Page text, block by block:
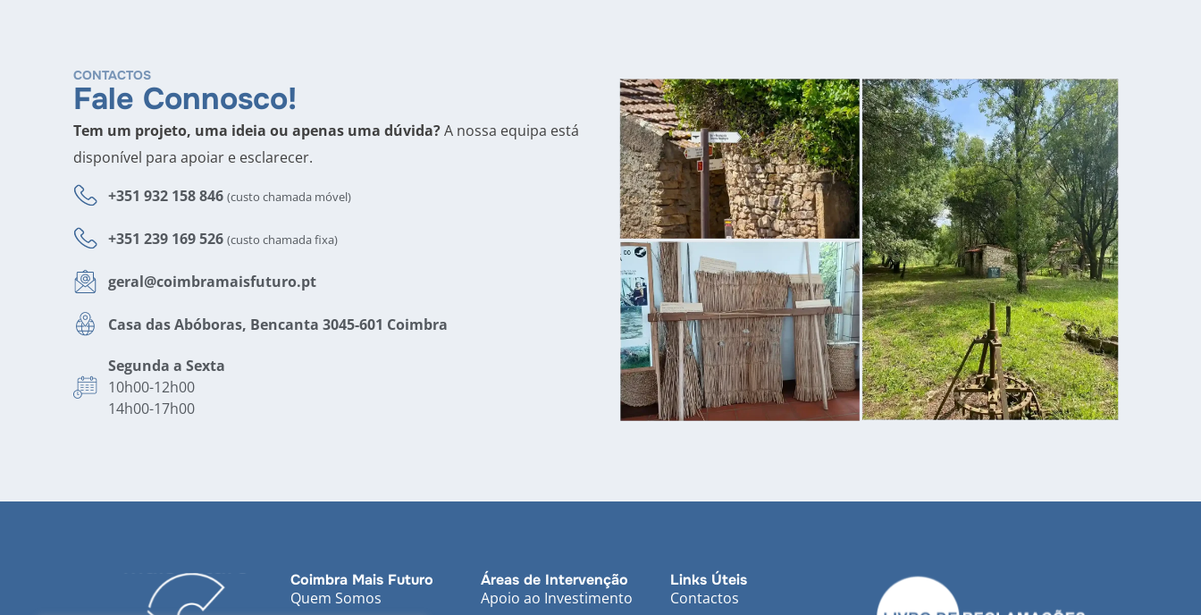
CONTACTOS
Fale Connosco!
Tem um projeto, uma ideia ou apenas uma dúvida?A nossa equipa está
disponível para apoiar e esclarecer.
+351 932 158 846 (custo chamada móvel)
+351 239 169 526 (custo chamada fixa)
geral@coimbramaisfuturo.pt
Casa das Abóboras, Bencanta 3045-601 Coimbra
Segunda a Sexta
10h00-12h00
14h00-17h00
Coimbra Mais Futuro
Quem Somos
Áreas de Intervenção
Apoio ao Investimento
Links Úteis
Contactos